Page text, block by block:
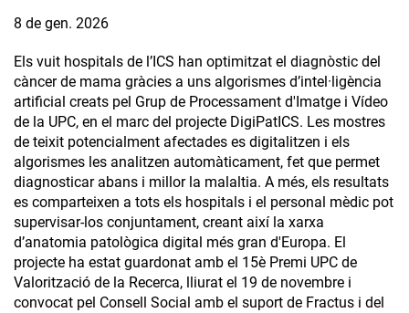
8 de gen. 2026
Els vuit hospitals de l’ICS han optimitzat el diagnòstic del
càncer de mama gràcies a uns algorismes d’intel·ligència
artificial creats pel Grup de Processament d'Imatge i Vídeo
de la UPC, en el marc del projecte DigiPatICS. Les mostres
de teixit potencialment afectades es digitalitzen i els
algorismes les analitzen automàticament, fet que permet
diagnosticar abans i millor la malaltia. A més, els resultats
es comparteixen a tots els hospitals i el personal mèdic pot
supervisar-los conjuntament, creant així la xarxa
d’anatomia patològica digital més gran d'Europa. El
projecte ha estat guardonat amb el 15è Premi UPC de
Valorització de la Recerca, lliurat el 19 de novembre i
convocat pel Consell Social amb el suport de Fractus i del